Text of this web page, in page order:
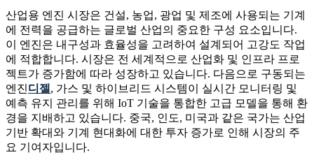
산업용 엔진 시장은 건설, 농업, 광업 및 제조에 사용되는 기계
에 전력을 공급하는 글로벌 산업의 중요한 구성 요소입니다.
이 엔진은 내구성과 효율성을 고려하여 설계되어 고강도 작업
에 적합합니다. 시장은 전 세계적으로 산업화 및 인프라 프로
젝트가 증가함에 따라 성장하고 있습니다. 다음으로 구동되는
엔진디젤 , 가스 및 하이브리드 시스템이 실시간 모니터링 및
예측 유지 관리를 위해 IoT 기술을 통합한 고급 모델을 통해 환
경을 지배하고 있습니다. 중국, 인도, 미국과 같은 국가는 산업
기반 확대와 기계 현대화에 대한 투자 증가로 인해 시장의 주
요 기여자입니다.